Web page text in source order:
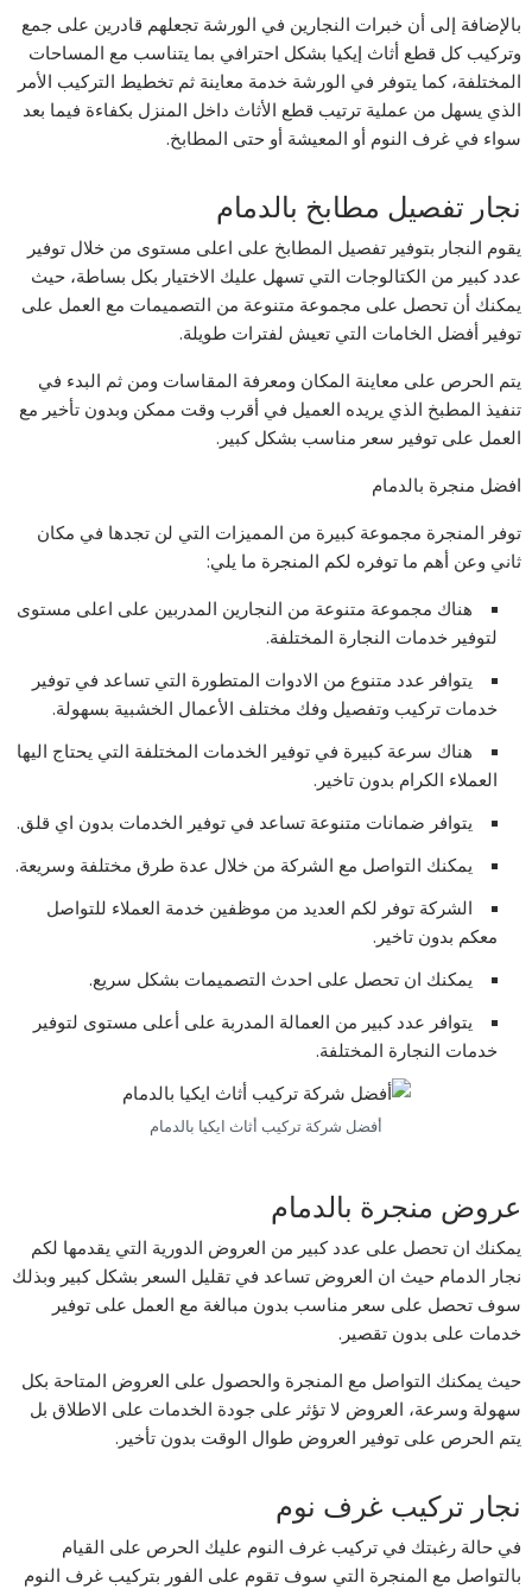
بالإضافة إلى أن خبرات النجارين في الورشة تجعلهم قادرين على جمع
وتركيب كل قطع أثاث إيكيا بشكل احترافي بما يتناسب مع المساحات
المختلفة، كما يتوفر في الورشة خدمة معاينة ثم تخطيط التركيب الأمر
الذي يسهل من عملية ترتيب قطع الأثاث داخل المنزل بكفاءة فيما بعد
سواء في غرف النوم أو المعيشة أو حتى المطابخ.
نجار تفصيل مطابخ بالدمام
يقوم النجار بتوفير تفصيل المطابخ على اعلى مستوى من خلال توفير
عدد كبير من الكتالوجات التي تسهل عليك الاختيار بكل بساطة، حيث
يمكنك أن تحصل على مجموعة متنوعة من التصميمات مع العمل على
توفير أفضل الخامات التي تعيش لفترات طويلة.
يتم الحرص على معاينة المكان ومعرفة المقاسات ومن ثم البدء في
تنفيذ المطبخ الذي يريده العميل في أقرب وقت ممكن وبدون تأخير مع
العمل على توفير سعر مناسب بشكل كبير.
افضل منجرة بالدمام
توفر المنجرة مجموعة كبيرة من المميزات التي لن تجدها في مكان
ثاني وعن أهم ما توفره لكم المنجرة ما يلي:
هناك مجموعة متنوعة من النجارين المدربين على اعلى مستوى
لتوفير خدمات النجارة المختلفة.
يتوافر عدد متنوع من الادوات المتطورة التي تساعد في توفير
خدمات تركيب وتفصيل وفك مختلف الأعمال الخشبية بسهولة.
هناك سرعة كبيرة في توفير الخدمات المختلفة التي يحتاج اليها
العملاء الكرام بدون تاخير.
يتوافر ضمانات متنوعة تساعد في توفير الخدمات بدون اي قلق.
يمكنك التواصل مع الشركة من خلال عدة طرق مختلفة وسريعة.
الشركة توفر لكم العديد من موظفين خدمة العملاء للتواصل
معكم بدون تاخير.
يمكنك ان تحصل على احدث التصميمات بشكل سريع.
يتوافر عدد كبير من العمالة المدربة على أعلى مستوى لتوفير
خدمات النجارة المختلفة.
أفضل شركة تركيب أثاث ايكيا بالدمام
عروض منجرة بالدمام
يمكنك ان تحصل على عدد كبير من العروض الدورية التي يقدمها لكم
نجار الدمام حيث ان العروض تساعد في تقليل السعر بشكل كبير وبذلك
سوف تحصل على سعر مناسب بدون مبالغة مع العمل على توفير
خدمات على بدون تقصير.
حيث يمكنك التواصل مع المنجرة والحصول على العروض المتاحة بكل
سهولة وسرعة، العروض لا تؤثر على جودة الخدمات على الاطلاق بل
يتم الحرص على توفير العروض طوال الوقت بدون تأخير.
نجار تركيب غرف نوم
في حالة رغبتك في تركيب غرف النوم عليك الحرص على القيام
بالتواصل مع المنجرة التي سوف تقوم على الفور بتركيب غرف النوم